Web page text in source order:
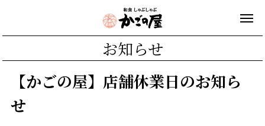
お知らせ
【かごの屋】店舗休業日のお知ら
せ